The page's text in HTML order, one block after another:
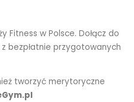
Fitness w Polsce. Dołącz do
bezpłatnie przygotowanych
tworzyć merytoryczne